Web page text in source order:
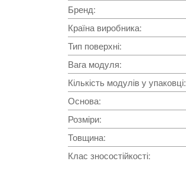
Бренд:
Країна виробника:
Тип поверхні:
Вага модуля:
Кількість модулів у упаковці:
Основа:
Розміри:
Товщина:
Клас зносостійкості: